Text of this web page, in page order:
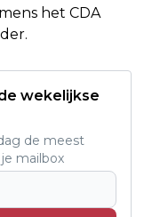
het CDA
wekelijkse
de meest
mailbox